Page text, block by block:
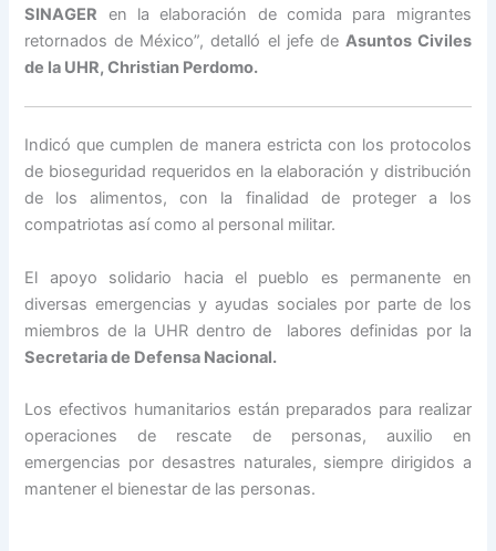
SINAGER en la elaboración de comida para migrantes
retornados de México”, detalló el jefe de Asuntos Civiles
de la UHR, Christian Perdomo.
Indicó que cumplen de manera estricta con los protocolos
de bioseguridad requeridos en la elaboración y distribución
de los alimentos, con la finalidad de proteger a los
compatriotas así como al personal militar.
El apoyo solidario hacia el pueblo es permanente en
diversas emergencias y ayudas sociales por parte de los
miembros de la UHR dentro de labores definidas por la
Secretaria de Defensa Nacional.
Los efectivos humanitarios están preparados para realizar
operaciones de rescate de personas, auxilio en
emergencias por desastres naturales, siempre dirigidos a
mantener el bienestar de las personas.